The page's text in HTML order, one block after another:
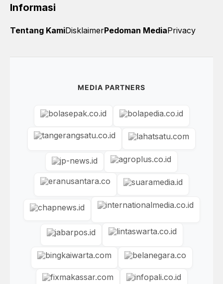
Informasi
Tentang KamiDisklaimerPedoman MediaPrivacy
MEDIA PARTNERS